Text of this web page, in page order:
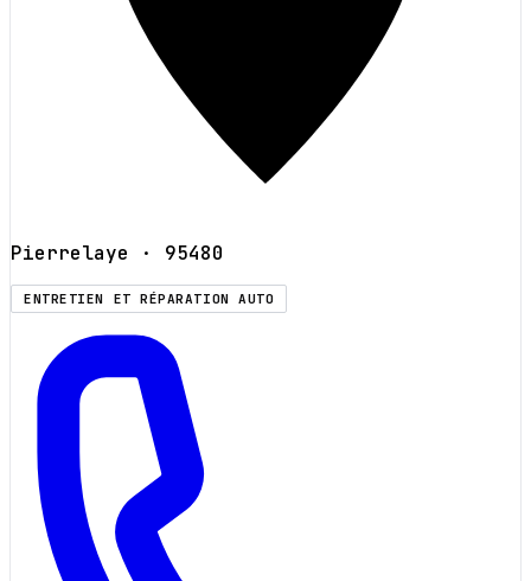
Pierrelaye · 95480
ENTRETIEN ET RÉPARATION AUTO